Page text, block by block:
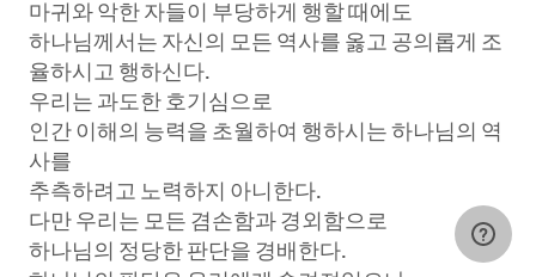
마귀와 악한 자들이 부당하게 행할 때에도
하나님께서는 자신의 모든 역사를 옳고 공의롭게 조
율하시고 행하신다.
우리는 과도한 호기심으로
인간 이해의 능력을 초월하여 행하시는 하나님의 역
사를
추측하려고 노력하지 아니한다.
다만 우리는 모든 겸손함과 경외함으로
하나님의 정당한 판단을 경배한다.